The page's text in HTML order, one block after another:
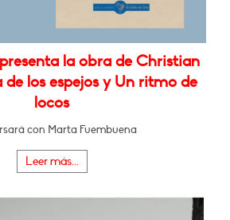
la obra de Christian
de los espejos y Un ritmo de
locos
con Marta Fuembuena
Leer más...